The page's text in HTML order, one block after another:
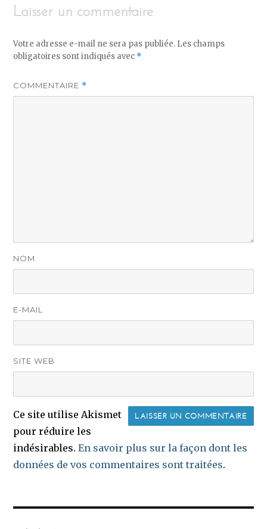
Laisser un commentaire
Votre adresse e-mail ne sera pas publiée. Les champs
obligatoires sont indiqués avec *
COMMENTAIRE *
NOM
E-MAIL
SITE WEB
Ce site utilise Akismet
pour réduire les
indésirables.En savoir plus sur la façon dont les
données de vos commentaires sont traitées.